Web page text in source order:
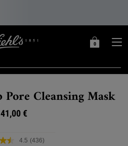
MON
0
0 PRODUIT
Cleansing Mask
41,00 €
4.5 Lire
(436)